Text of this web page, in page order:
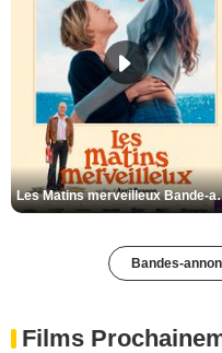
Les Matins
Bandes-
Films